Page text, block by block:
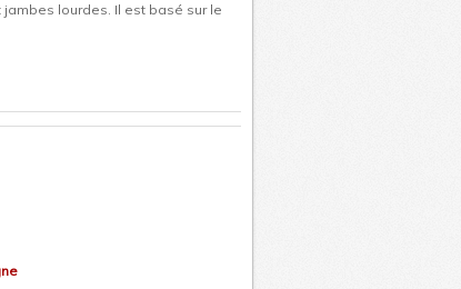
jambes lourdes. Il est basé sur le